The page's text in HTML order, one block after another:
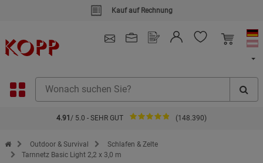
Kauf auf Rechnung
4.91 / 5.0 - SEHR GUT (148.390)
Zur Startseite des Kopp Verlag Online-Shop
Outdoor & Survival
Schlafen & Zelte
Tarnnetz Basic Light 2,2 x 3,0 m